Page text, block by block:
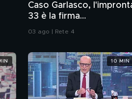
Caso Garlasco,
33 è la firma
dell'assassino?
03 ago | Rete 4
10 MIN